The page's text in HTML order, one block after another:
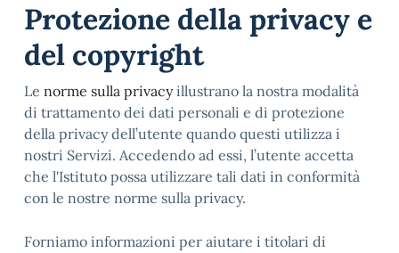
Protezione della privacy e
del copyright
Le norme sulla privacyillustrano la nostra modalità
di trattamento dei dati personali e di protezione
della privacy dell’utente quando questi utilizza i
nostri Servizi. Accedendo ad essi, l’utente accetta
che l'Istituto possa utilizzare tali dati in conformità
con le nostre norme sulla privacy.
Forniamo informazioni per aiutare i titolari di